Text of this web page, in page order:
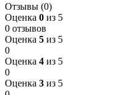
Отзывы (0)
Оценка 0 из 5
0 отзывов
Оценка 5 из 5
0
Оценка 4 из 5
0
Оценка 3 из 5